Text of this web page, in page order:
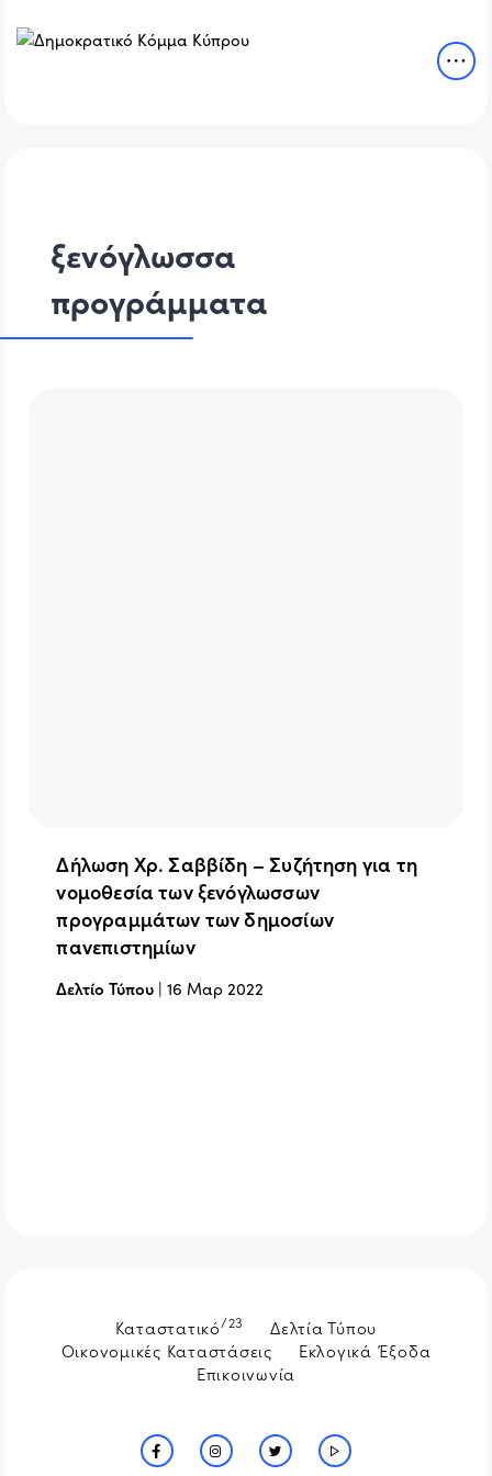
ξενόγλωσσα
προγράμματα
Δήλωση Χρ. Σαββίδη – Συζήτηση για τη
νομοθεσία των ξενόγλωσσων
προγραμμάτων των δημοσίων
πανεπιστημίων
Δελτίο Τύπου |16 Μαρ 2022
Καταστατικό/23
Δελτία Τύπου
Οικονομικές Καταστάσεις
Εκλογικά Έξοδα
Επικοινωνία